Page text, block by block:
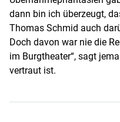
dann bin ich überzeugt,
Thomas Schmid auch
Doch davon war nie die
im Burgtheater“, sagt
vertraut ist.